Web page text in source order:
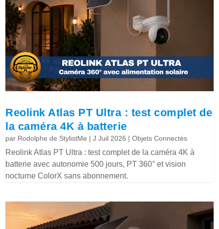
Reolink Atlas PT Ultra : test complet de
la caméra 4K à batterie
par Rodolphe de StylistMe |J Juil 2026 |Objets Connectés
Reolink Atlas PT Ultra : test complet de la caméra 4K à
batterie avec autonomie 500 jours, PT 360° et vision
nocturne ColorX sans abonnement.